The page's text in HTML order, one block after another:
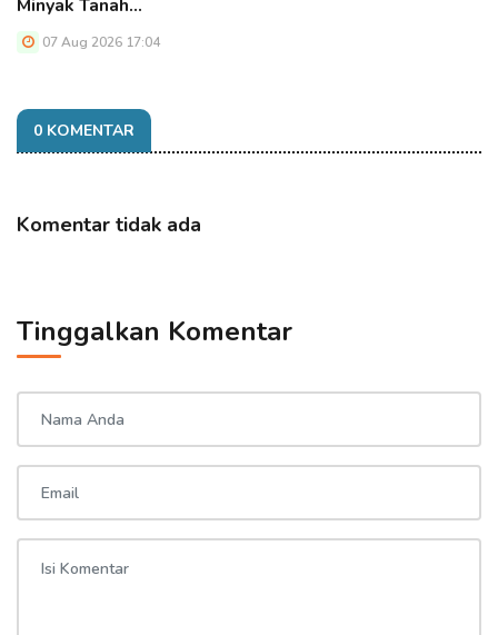
Minyak Tanah…
07 Aug 2026 17:04
0 KOMENTAR
Komentar tidak ada
Tinggalkan Komentar